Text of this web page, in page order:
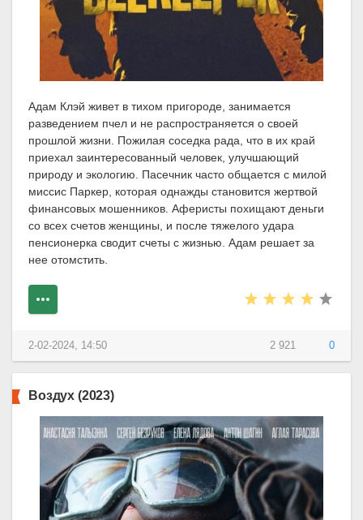
Адам Клэй живет в тихом пригороде, занимается
разведением пчел и не распространяется о своей
прошлой жизни. Пожилая соседка рада, что в их край
приехал заинтересованный человек, улучшающий
природу и экологию. Пасечник часто общается с милой
миссис Паркер, которая однажды становится жертвой
финансовых мошенников. Аферисты похищают деньги
со всех счетов женщины, и после тяжелого удара
пенсионерка сводит счеты с жизнью. Адам решает за
нее отомстить.
2 921 0
2-02-2024, 14:50
Воздух (2023)